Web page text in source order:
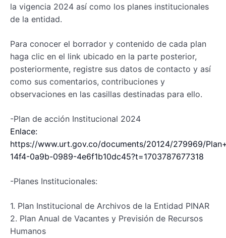
la vigencia 2024 así como los planes institucionales
de la entidad.
Para conocer el borrador y contenido de cada plan
haga clic en el link ubicado en la parte posterior,
posteriormente, registre sus datos de contacto y así
como sus comentarios, contribuciones y
observaciones en las casillas destinadas para ello.
-Plan de acción Institucional 2024
Enlace:
https://www.urt.gov.co/documents/20124/279969/
14f4-0a9b-0989-4e6f1b10dc45?t=1703787677318
-Planes Institucionales:
1. Plan Institucional de Archivos de la Entidad ­PINAR
2. Plan Anual de Vacantes y Previsión de Recursos
Humanos